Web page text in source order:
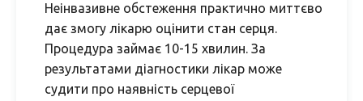
Неінвазивне обстеження практично миттєво
дає змогу лікарю оцінити стан серця.
Процедура займає 10-15 хвилин. За
результатами діагностики лікар може
судити про наявність серцевої